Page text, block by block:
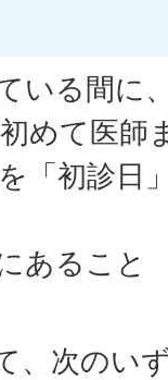
いる間に
めて医師
「初診日
あること
、次のい